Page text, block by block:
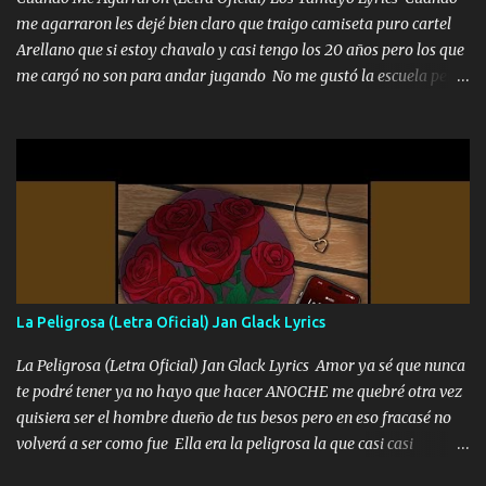
me agarraron les dejé bien claro que traigo camiseta puro cartel
Arellano que si estoy chavalo y casi tengo los 20 años pero los que
me cargó no son para andar jugando No me gustó la escuela pero
Yo Soy El De Las Pacas Sobrino Del Brazo Armad0 Con mi Glock
fajado y mi R terciado me van a ver allá por TJ para un licenciado
mando un abrazo andamos al cien Choritas también Música
Ando en la colonia bien acelerado traigo un M2 que nunca me ha
fallado para mi compadre mandó un fuerte abrazo también al
Especial sabe que lo apreciamos En los mejores antros me verán
tomando con mujeres hermosas y botellas destapando siempre
bien cuidado bien atrabancado y a los que me conocen ya saben de
lo que hablo Entre lob...
La Peligrosa (Letra Oficial) Jan Glack Lyrics
La Peligrosa (Letra Oficial) Jan Glack Lyrics Amor ya sé que nunca
te podré tener ya no hayo que hacer ANOCHE me quebré otra vez
quisiera ser el hombre dueño de tus besos pero en eso fracasé no
volverá a ser como fue Ella era la peligrosa la que casi casi